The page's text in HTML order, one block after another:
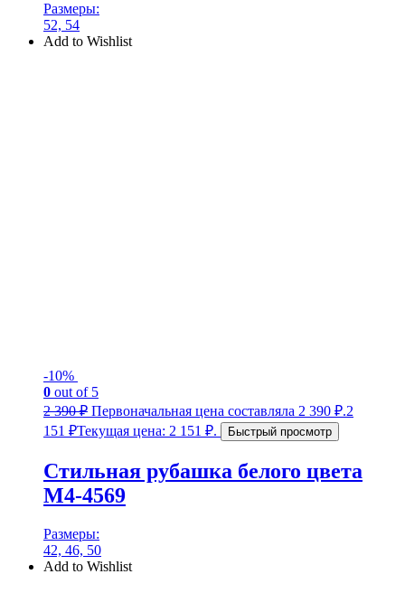
Размеры:
52, 54
Add to Wishlist
-10%
0 out of 5
2 390₽ Первоначальная цена составляла 2 390 ₽.2
151 ₽Текущая цена: 2 151 ₽. Быстрый просмотр
Стильная рубашка белого цвета
М4-4569
Размеры:
42, 46, 50
Add to Wishlist